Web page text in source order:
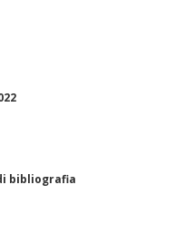
bibliografia